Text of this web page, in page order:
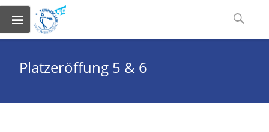
to
content
Suchen
Platzeröffung 5 & 6